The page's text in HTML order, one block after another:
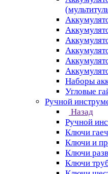
Наборы
Угловые
Ручной
Назад
Ручной
Ключи
Ключи и
Ключи
Ключи